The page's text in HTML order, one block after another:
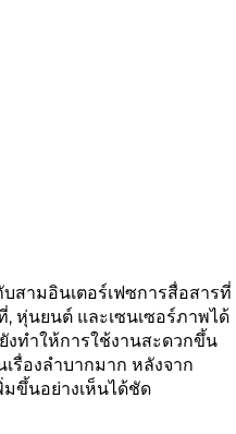
สามอินเตอร์เฟซการสื่อสารที่
, หุ่นยนต์ และเซนเซอร์ภาพได้
งทำให้การใช้งานสะดวกขึ้น
รื่องลำบากมาก หลังจาก
ขึ้นอย่างเห็นได้ชัด